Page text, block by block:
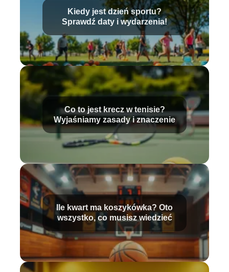
Kiedy jest dzień sportu?
Sprawdź daty i wydarzenia!
Co to jest krecz w tenisie?
Wyjaśniamy zasady i znaczenie
Ile kwart ma koszykówka? Oto
wszystko, co musisz wiedzieć